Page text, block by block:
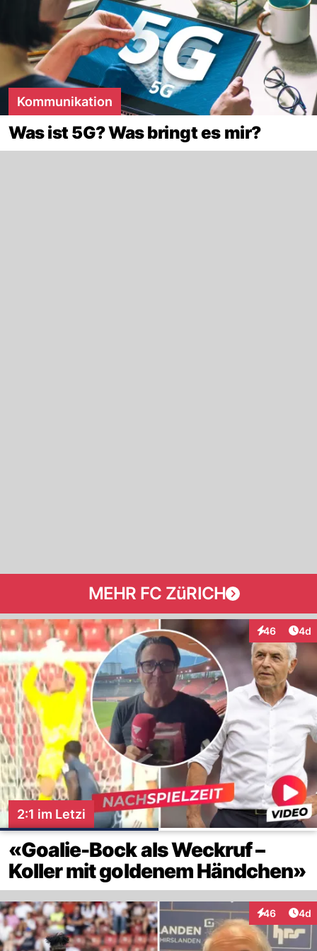
Kommunikation
Was ist 5G? Was bringt es mir?
MEHR FC ZüRICH
46
Interaktionen
4d
2:1 im Letzi
«Goalie-Bock als Weckruf –
Koller mit goldenem Händchen»
46
Interaktionen
4d